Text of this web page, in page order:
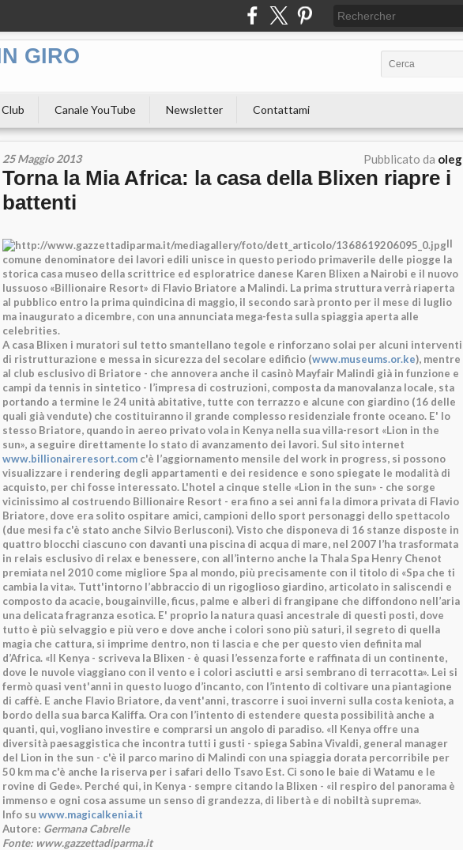
GIRO
Canale YouTube Newsletter Contattami
25 Maggio 2013 Pubblicato da oleg
Torna la Mia Africa: la casa della Blixen riapre i
battenti
Il
comune denominatore dei lavori edili unisce in questo periodo primaverile delle piogge la
storica casa museo della scrittrice ed esploratrice danese Karen Blixen a Nairobi e il nuovo
lussuoso «Billionaire Resort» di Flavio Briatore a Malindi. La prima struttura verrà riaperta
al pubblico entro la prima quindicina di maggio, il secondo sarà pronto per il mese di luglio
ma inaugurato a dicembre, con una annunciata mega-festa sulla spiaggia aperta alle
celebrities.
A casa Blixen i muratori sul tetto smantellano tegole e rinforzano solai per alcuni interventi
di ristrutturazione e messa in sicurezza del secolare edificio (www.museums.or.ke), mentre
al club esclusivo di Briatore - che annovera anche il casinò Mayfair Malindi già in funzione e
campi da tennis in sintetico - l’impresa di costruzioni, composta da manovalanza locale, sta
portando a termine le 24 unità abitative, tutte con terrazzo e alcune con giardino (16 delle
quali già vendute) che costituiranno il grande complesso residenziale fronte oceano. E' lo
stesso Briatore, quando in aereo privato vola in Kenya nella sua villa-resort «Lion in the
sun», a seguire direttamente lo stato di avanzamento dei lavori. Sul sito internet
www.billionaireresort.com c'è l’aggiornamento mensile del work in progress, si possono
visualizzare i rendering degli appartamenti e dei residence e sono spiegate le modalità di
acquisto, per chi fosse interessato. L'hotel a cinque stelle «Lion in the sun» - che sorge
vicinissimo al costruendo Billionaire Resort - era fino a sei anni fa la dimora privata di Flavio
Briatore, dove era solito ospitare amici, campioni dello sport personaggi dello spettacolo
(due mesi fa c'è stato anche Silvio Berlusconi). Visto che disponeva di 16 stanze disposte in
quattro blocchi ciascuno con davanti una piscina di acqua di mare, nel 2007 l’ha trasformata
in relais esclusivo di relax e benessere, con all’interno anche la Thala Spa Henry Chenot
premiata nel 2010 come migliore Spa al mondo, più precisamente con il titolo di «Spa che ti
cambia la vita». Tutt'intorno l’abbraccio di un rigoglioso giardino, articolato in saliscendi e
composto da acacie, bougainville, ficus, palme e alberi di frangipane che diffondono nell’aria
una delicata fragranza esotica. E' proprio la natura quasi ancestrale di questi posti, dove
tutto è più selvaggio e più vero e dove anche i colori sono più saturi, il segreto di quella
magia che cattura, si imprime dentro, non ti lascia e che per questo vien definita mal
d’Africa. «Il Kenya - scriveva la Blixen - è quasi l’essenza forte e raffinata di un continente,
dove le nuvole viaggiano con il vento e i colori asciutti e arsi sembrano di terracotta». Lei si
fermò quasi vent'anni in questo luogo d’incanto, con l’intento di coltivare una piantagione
di caffè. E anche Flavio Briatore, da vent'anni, trascorre i suoi inverni sulla costa keniota, a
bordo della sua barca Kaliffa. Ora con l’intento di estendere questa possibilità anche a
quanti, qui, vogliano investire e comprarsi un angolo di paradiso. «Il Kenya offre una
diversità paesaggistica che incontra tutti i gusti - spiega Sabina Vivaldi, general manager
del Lion in the sun - c'è il parco marino di Malindi con una spiaggia dorata percorribile per
50 km ma c'è anche la riserva per i safari dello Tsavo Est. Ci sono le baie di Watamu e le
rovine di Gede». Perché qui, in Kenya - sempre citando la Blixen - «il respiro del panorama è
immenso e ogni cosa assume un senso di grandezza, di libertà e di nobiltà suprema».
Info su www.magicalkenia.it
Autore: Germana Cabrelle
Fonte: www.gazzettadiparma.it